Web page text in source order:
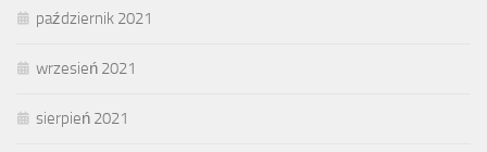
październik 2021
wrzesień 2021
sierpień 2021